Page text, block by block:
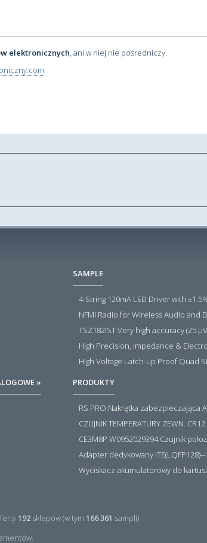
elektronicznych, ani w niej nie pośredniczy.
»
SAMPLE
4-String 120mA LED Driver with
NFMI Radio for Wireless Audio and
High Precision, Impedance &
High Voltage Latch-up Proof Quad
PRODUKTY
CZUJNIK TEMPERATURY ZEWN. CR12
Wyciskacz akumulatorowy do
192 sklepów (w tym 166 361 sampli)